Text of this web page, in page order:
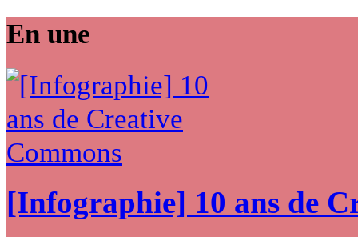
En une
[Infographie] 10 ans de